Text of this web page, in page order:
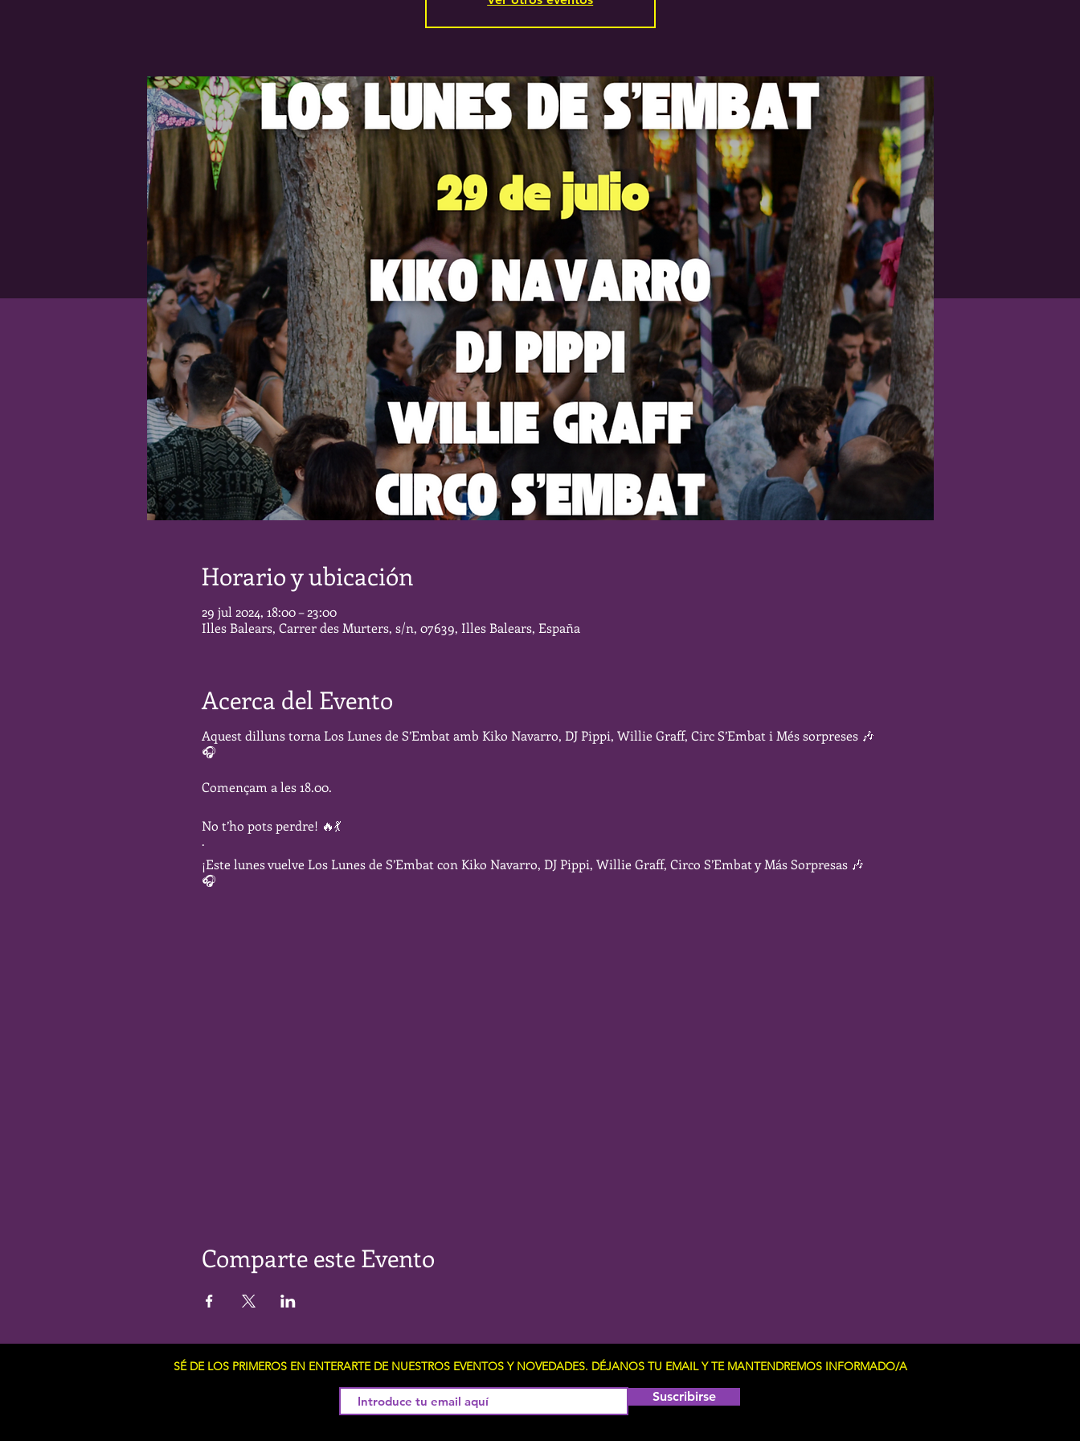
Horario y ubicación
29 jul 2024, 18:00 – 23:00
Illes Balears, Carrer des Murters, s/n, 07639, Illes Balears, España
Acerca del Evento
Aquest dilluns torna Los Lunes de S’Embat amb Kiko Navarro, DJ Pippi, Willie Graff, Circ S’Embat i Més sorpreses 🎶
🎧
Començam a les 18.00.
No t’ho pots perdre! 🔥💃
·
¡Este lunes vuelve Los Lunes de S’Embat con Kiko Navarro, DJ Pippi, Willie Graff, Circo S’Embat y Más Sorpresas 🎶
🎧
Comparte este Evento
SÉ DE LOS PRIMEROS EN ENTERARTE DE NUESTROS EVENTOS Y NOVEDADES. DÉJANOS TU EMAIL Y TE MANTENDREMOS INFORMADO/A
Suscribirse